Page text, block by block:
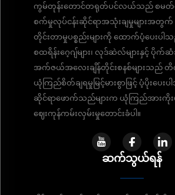
ကွမ်တုန်းတောင်တရုတ်ပင်လယ်သည် စမတ်
စက်မှုလုပ်ငန်းဆိုင်ရာအသုံးချမှုများအတွ
တိုင်းတာမှုပစ္စည်းများကို ထောက်ပံ့ပေးပ
စထရိန်းဂေ့ဂျ်များ၊ လုဒ်ဆဲလ်များနှင့်
အက်ဇယ်အလေးချိန်တိုင်းစနစ်များသည် တိ
ယုံကြည်စိတ်ချရမှုမြင့်မားစွာဖြင့် ပံ့ပိုးပေး
ဆိုင်ရာဖောက်သည်များက ယုံကြည်အားကိုး
ဈေးကုန်ကမ်းလှမ်းမှုတောင်းခံပါ။
ဆက်သွယ်ရန်